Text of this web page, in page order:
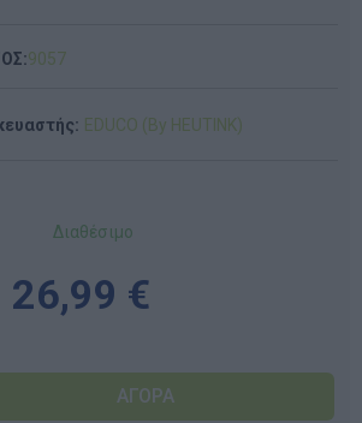
9057
EDUCO (By HEUTINK)
Διαθέσιμο
26,99 €